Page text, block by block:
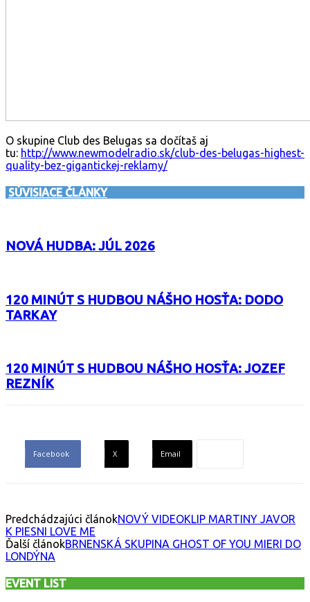
O skupine Club des Belugas sa dočítaš aj
tu: http://www.newmodelradio.sk/club-des-belugas-highest-
quality-bez-gigantickej-reklamy/
SÚVISIACE ČLÁNKY
NOVÁ HUDBA: JÚL 2026
120 MINÚT S HUDBOU NÁŠHO HOSŤA: DODO
TARKAY
120 MINÚT S HUDBOU NÁŠHO HOSŤA: JOZEF
REZNÍK
Facebook X Email
Predchádzajúci článokNOVÝ VIDEOKLIP MARTINY JAVOR
K PIESNI LOVE ME
Ďalší článokBRNENSKÁ SKUPINA GHOST OF YOU MIERI DO
LONDÝNA
EVENT LIST